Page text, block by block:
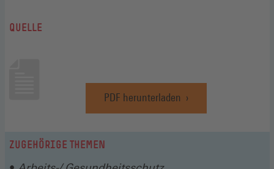
QUELLE
PDF herunterladen
(Öffnet
in
ZUGEHÖRIGE THEMEN